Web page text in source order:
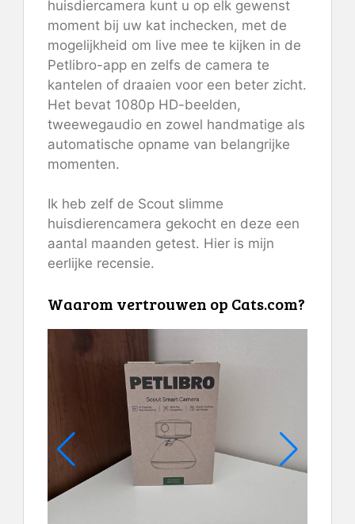
huisdiercamera kunt u op elk gewenst
moment bij uw kat inchecken, met de
mogelijkheid om live mee te kijken in de
Petlibro-app en zelfs de camera te
kantelen of draaien voor een beter zicht.
Het bevat 1080p HD-beelden,
tweewegaudio en zowel handmatige als
automatische opname van belangrijke
momenten.
Ik heb zelf de Scout slimme
huisdierencamera gekocht en deze een
aantal maanden getest. Hier is mijn
eerlijke recensie.
Waarom vertrouwen op Cats.com?